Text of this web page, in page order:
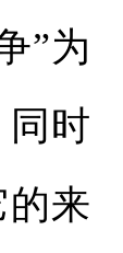
”为
同时
的来